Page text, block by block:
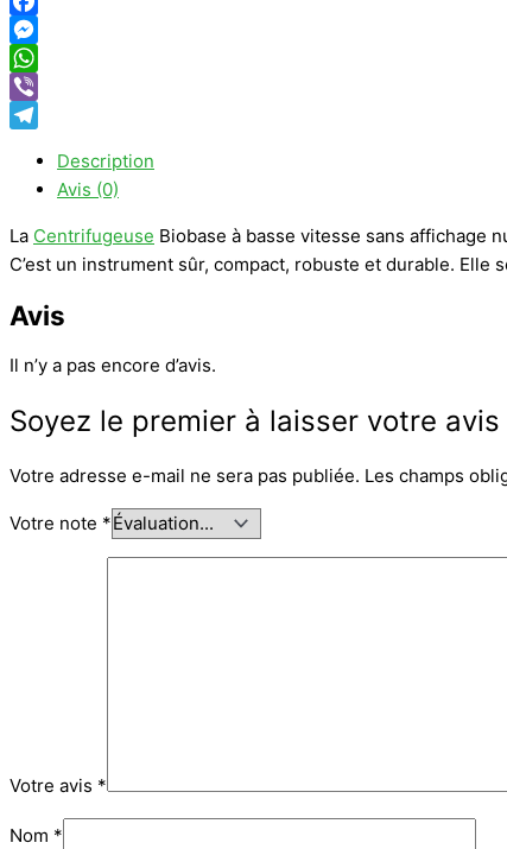
Facebook
Messenger
WhatsApp
Viber
Description
Avis (0)
La Centrifugeuse Biobase à basse vitesse sans affichage
C’est un instrument sûr, compact, robuste et durable.
Avis
Il n’y a pas encore d’avis.
Soyez le premier à laisser votre
Votre adresse e-mail ne sera pas publiée. Les champs
Votre note *
Votre avis *
Nom *